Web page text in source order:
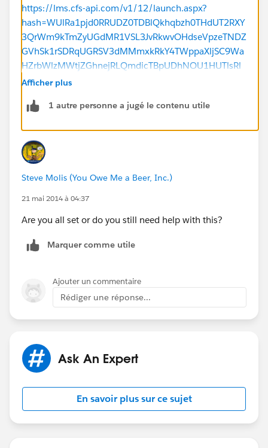
https://lms.cfs-api.com/v1/12/launch.aspx?
hash=WUlRa1pjd0RRUDZ0TDBlQkhqbzh0THdUT2RXY
3QrWm9kTmZyUGdMR1VSL3JvRkwvOHdseVpzeTNDZ
GVhSk1rSDRqUGRSV3dMMmxkRkY4TWppaXljSC9Wa
HZrbWlzMWtjZGhnejRLQmdicTBpUDhNOU1HUTlsRl
A0T3BZTDFuamxMMlJwSERDV2JxMmlyMFJMM1kyM
Afficher plus
1 autre personne a jugé le contenu utile
Steve Molis (You Owe Me a Beer, Inc.)
21 mai 2014 à 04:37
Are you all set or do you still need help with this?
Marquer comme utile
Ajouter un commentaire
Rédiger une réponse...
Ask An Expert
En savoir plus sur ce sujet